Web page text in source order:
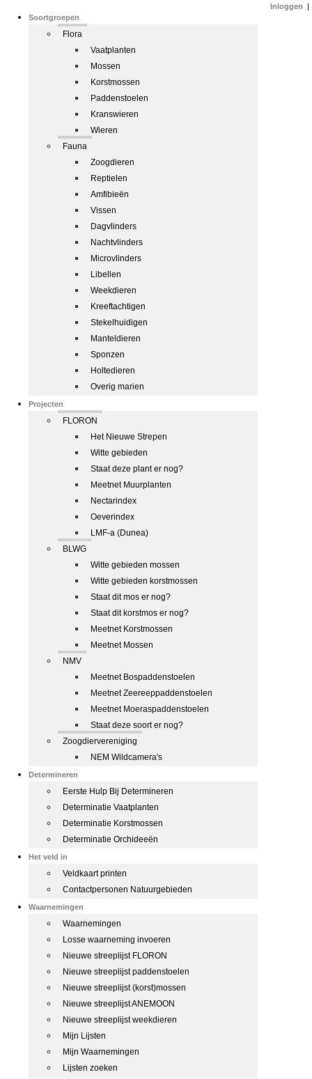
Soortgroepen
Flora
Vaatplanten
Mossen
Korstmossen
Paddenstoelen
Kranswieren
Wieren
Fauna
Zoogdieren
Reptielen
Amfibieën
Vissen
Dagvlinders
Nachtvlinders
Microvlinders
Libellen
Weekdieren
Kreeftachtigen
Stekelhuidigen
Manteldieren
Sponzen
Holtedieren
Overig marien
Projecten
FLORON
Het Nieuwe Strepen
Witte gebieden
Staat deze plant er nog?
Meetnet Muurplanten
Nectarindex
Oeverindex
LMF-a (Dunea)
BLWG
Witte gebieden mossen
Witte gebieden korstmossen
Staat dit mos er nog?
Staat dit korstmos er nog?
Meetnet Korstmossen
Meetnet Mossen
NMV
Meetnet Bospaddenstoelen
Meetnet Zeereeppaddenstoelen
Meetnet Moeraspaddenstoelen
Staat deze soort er nog?
Zoogdiervereniging
NEM Wildcamera's
Determineren
Eerste Hulp Bij Determineren
Determinatie Vaatplanten
Determinatie Korstmossen
Determinatie Orchideeën
Het veld in
Veldkaart printen
Contactpersonen Natuurgebieden
Waarnemingen
Waarnemingen
Losse waarneming invoeren
Nieuwe streeplijst FLORON
Nieuwe streeplijst paddenstoelen
Nieuwe streeplijst (korst)mossen
Nieuwe streeplijst ANEMOON
Nieuwe streeplijst weekdieren
Mijn Lijsten
Mijn Waarnemingen
Lijsten zoeken
Inloggen |